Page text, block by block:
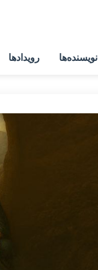
نویسنده‌ها رویدادها